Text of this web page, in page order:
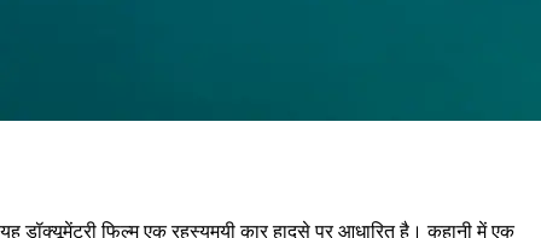
यह डॉक्यूमेंट्री फिल्म एक रहस्यमयी कार हादसे पर आधारित है। कहानी में एक